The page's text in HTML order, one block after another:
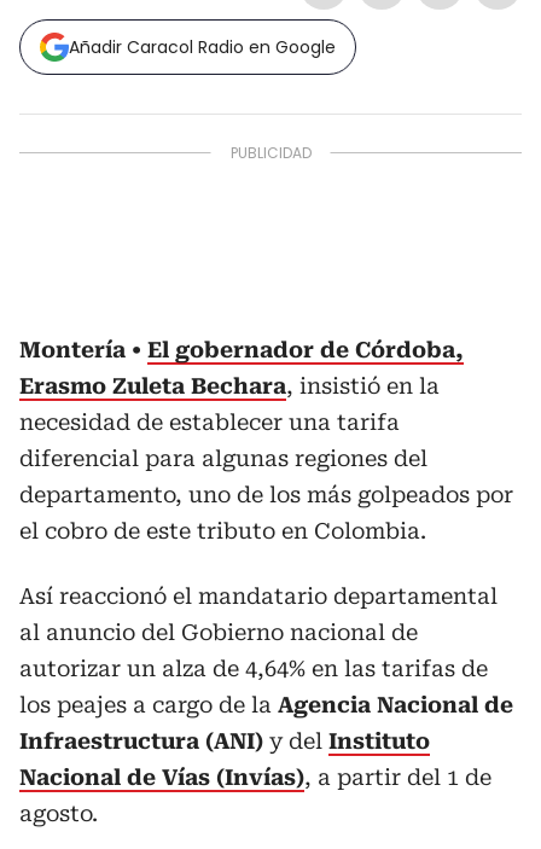
Añadir Caracol Radio en Google
Montería
El gobernador de Córdoba,
Erasmo Zuleta Bechara, insistió en la
necesidad de establecer una tarifa
diferencial para algunas regiones del
departamento, uno de los más golpeados por
el cobro de este tributo en Colombia.
Así reaccionó el mandatario departamental
al anuncio del Gobierno nacional de
autorizar un alza de 4,64% en las tarifas de
los peajes a cargo de la Agencia Nacional de
Infraestructura (ANI) y del Instituto
Nacional de Vías (Invías), a partir del 1 de
agosto.